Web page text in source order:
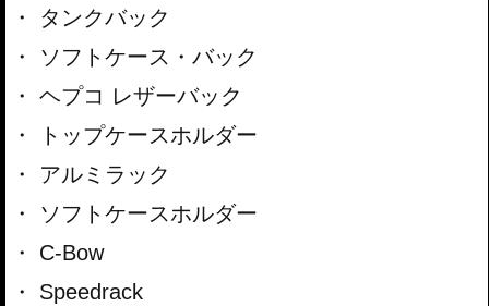
タンクバック
ソフトケース・バック
ヘプコ レザーバック
トップケースホルダー
アルミラック
ソフトケースホルダー
C-Bow
Speedrack